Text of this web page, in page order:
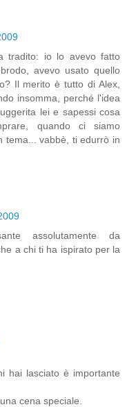
tradito: io lo avevo fatto
avevo usato quello
Il merito è tutto di Alex,
insomma, perché l'idea
lei e sapessi cosa
quando ci siamo
tema... vabbè, ti edurrò in
assolutamente da
a chi ti ha ispirato per la
hai lasciato è importante
cena speciale.